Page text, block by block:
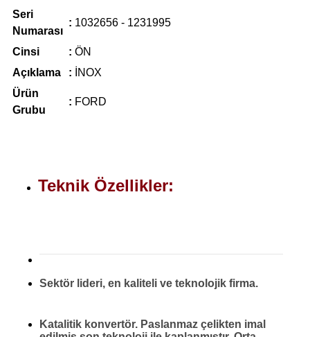
Seri
Numarası
: 1032656 - 1231995
Cinsi : ÖN
Açıklama
: İNOX
Ürün
Grubu
: FORD
Teknik Özellikler:
Sektör lideri, en kaliteli ve teknolojik firma.
Katalitik konvertör. Paslanmaz çelikten imal